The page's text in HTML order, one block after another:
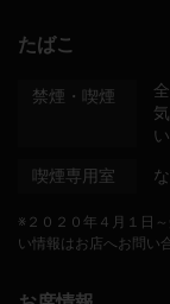
たばこ
禁煙・喫煙
い
喫煙専用室
※２０２０年４月１日
い情報はお店へお問い